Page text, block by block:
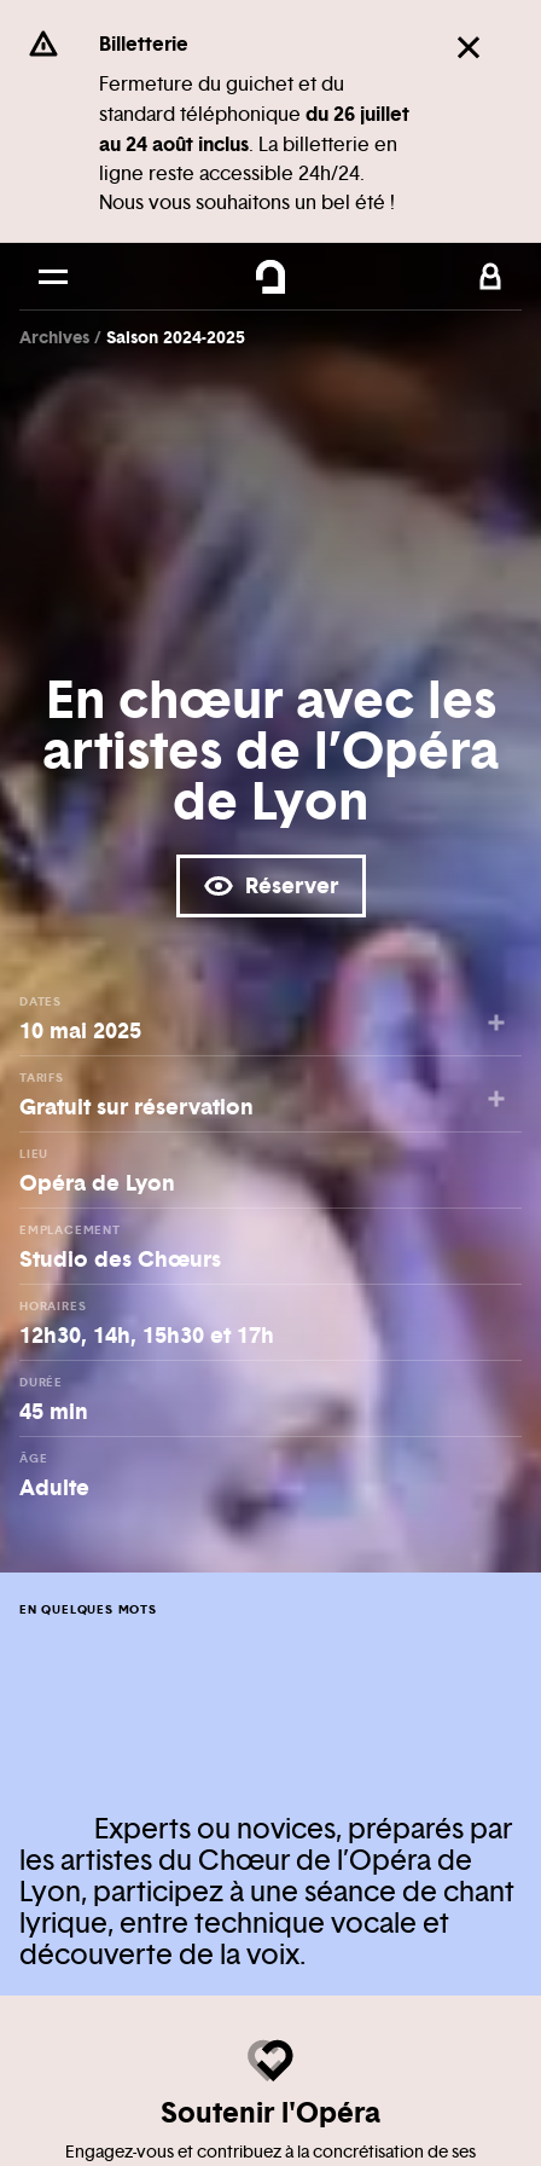
Se rendre au
Contenu principal
Pied de page
Billetterie
Fermeture du guichet et du
standard téléphonique du 26 juillet
au 24 août inclus. La billetterie en
ligne reste accessible 24h/24.
Nous vous souhaitons un bel été !
Archives Saison 2024-2025
En chœur avec les
artistes de l’Opéra
de Lyon
Réserver
DATES
10 mai 2025
TARIFS
Gratuit sur réservation
LIEU
Opéra de Lyon
EMPLACEMENT
Studio des Chœurs
HORAIRES
12h30, 14h, 15h30 et 17h
DURÉE
45 min
ÂGE
Adulte
EN QUELQUES MOTS
Experts ou novices, préparés par
les artistes du Chœur de l’Opéra de
Lyon, participez à une séance de chant
lyrique, entre technique vocale et
découverte de la voix.
Soutenir l'Opéra
Engagez-vous et contribuez à la concrétisation de ses